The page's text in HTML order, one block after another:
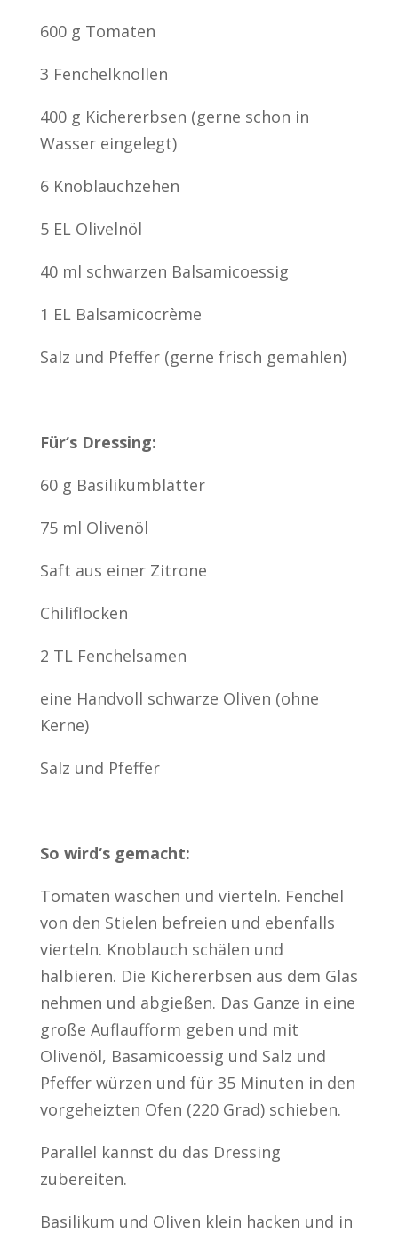
600 g Tomaten
3 Fenchelknollen
400 g Kichererbsen (gerne schon in
Wasser eingelegt)
6 Knoblauchzehen
5 EL Olivelnöl
40 ml schwarzen Balsamicoessig
1 EL Balsamicocrème
Salz und Pfeffer (gerne frisch gemahlen)
Für‘s Dressing:
60 g Basilikumblätter
75 ml Olivenöl
Saft aus einer Zitrone
Chiliflocken
2 TL Fenchelsamen
eine Handvoll schwarze Oliven (ohne
Kerne)
Salz und Pfeffer
So wird‘s gemacht:
Tomaten waschen und vierteln. Fenchel
von den Stielen befreien und ebenfalls
vierteln. Knoblauch schälen und
halbieren. Die Kichererbsen aus dem Glas
nehmen und abgießen. Das Ganze in eine
große Auflaufform geben und mit
Olivenöl, Basamicoessig und Salz und
Pfeffer würzen und für 35 Minuten in den
vorgeheizten Ofen (220 Grad) schieben.
Parallel kannst du das Dressing
zubereiten.
Basilikum und Oliven klein hacken und in